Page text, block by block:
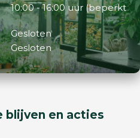
10:00 - 16:00 uur (beperkt
Gesloten
Gesloten
blijven en acties